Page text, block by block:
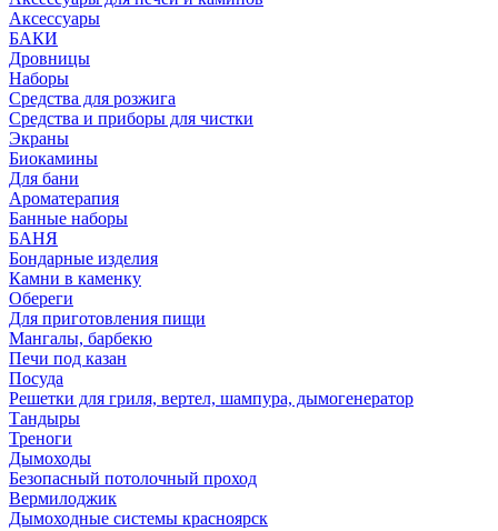
Аксессуары
БАКИ
Дровницы
Наборы
Средства для розжига
Средства и приборы для чистки
Экраны
Биокамины
Для бани
Ароматерапия
Банные наборы
БАНЯ
Бондарные изделия
Камни в каменку
Обереги
Для приготовления пищи
Мангалы, барбекю
Печи под казан
Посуда
Решетки для гриля, вертел, шампура, дымогенератор
Тандыры
Треноги
Дымоходы
Безопасный потолочный проход
Вермилоджик
Дымоходные системы красноярск